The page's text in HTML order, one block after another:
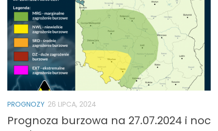
PROGNOZY 26 LIPCA, 2024
Prognoza burzowa na 27.07.2024 i noc